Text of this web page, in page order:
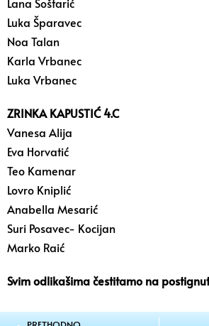
Luka Šparavec
Noa Talan
Karla Vrbanec
Luka Vrbanec
ZRINKA KAPUSTIĆ 4.C
Vanesa Alija
Eva Horvatić
Teo Kamenar
Lovro Kniplić
Anabella Mesarić
Suri Posavec- Kocijan
Marko Raić
Svim odlikašima čestitamo na